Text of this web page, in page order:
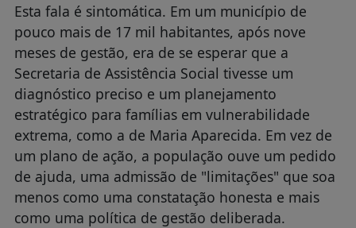
Esta fala é sintomática. Em um município de
pouco mais de 17 mil habitantes, após nove
meses de gestão, era de se esperar que a
Secretaria de Assistência Social tivesse um
diagnóstico preciso e um planejamento
estratégico para famílias em vulnerabilidade
extrema, como a de Maria Aparecida. Em vez de
um plano de ação, a população ouve um pedido
de ajuda, uma admissão de "limitações" que soa
menos como uma constatação honesta e mais
como uma política de gestão deliberada.